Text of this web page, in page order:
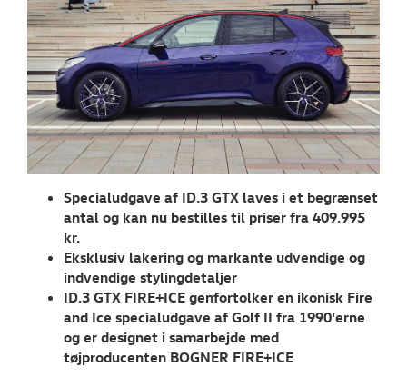
TILBEHØR
RESERVEDELE
NYHEDER
Tilmeld dig
Danmarks
Specialudgave af ID.3 GTX laves i et begrænset
antal og kan nu bestilles til priser fra 409.995
kr.
Eksklusiv lakering og markante udvendige og
indvendige stylingdetaljer
ID.3 GTX FIRE+ICE genfortolker en ikonisk Fire
and Ice specialudgave af Golf II fra 1990'erne
og er designet i samarbejde med
tøjproducenten BOGNER FIRE+ICE